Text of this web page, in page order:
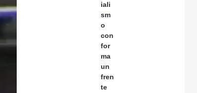
iali
sm
o
con
for
ma
un
fren
te